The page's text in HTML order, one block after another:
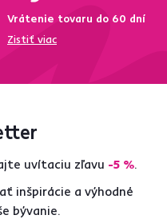
Vrátenie tovaru do 60 dní
Zistiť viac
uvítaciu zľavu -5 %.
inšpirácie a výhodné
bývanie.